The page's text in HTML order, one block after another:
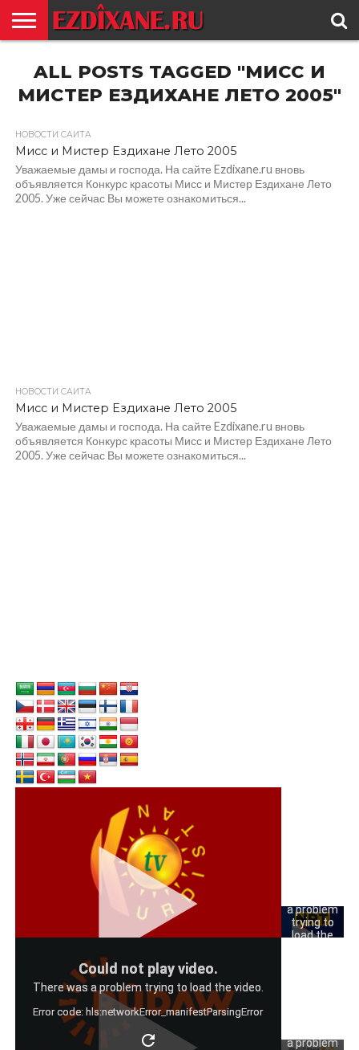
ЕЗИДИЗМ
НОВОСТИ
ИСТОРИЯ
КУЛЬТУРА
КОНТАКТ
ALL POSTS TAGGED "МИСС И
МИСТЕР ЕЗДИХАНЕ ЛЕТО 2005"
НОВОСТИ САЙТА
Мисс и Мистер Ездихане Лето 2005
Уважаемые дамы и господа. На сайте Ezdixane.ru вновь
объявляется Конкурс красоты Мисс и Мистер Ездихане Лето
2005. Уже сейчас Вы можете ознакомиться...
НОВОСТИ САЙТА
Мисс и Мистер Ездихане Лето 2005
Уважаемые дамы и господа. На сайте Ezdixane.ru вновь
объявляется Конкурс красоты Мисс и Мистер Ездихане Лето
2005. Уже сейчас Вы можете ознакомиться...
a problem
trying to
load the
Could not play video.
There was a problem trying to load the video.
Error code: hls:networkError_manifestParsingError
a problem